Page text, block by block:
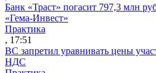
Банк «Траст» погасит 797,3 млн
«Гема-Инвест»
Практика
, 17:51
ВС запретил уравнивать цены
НДС